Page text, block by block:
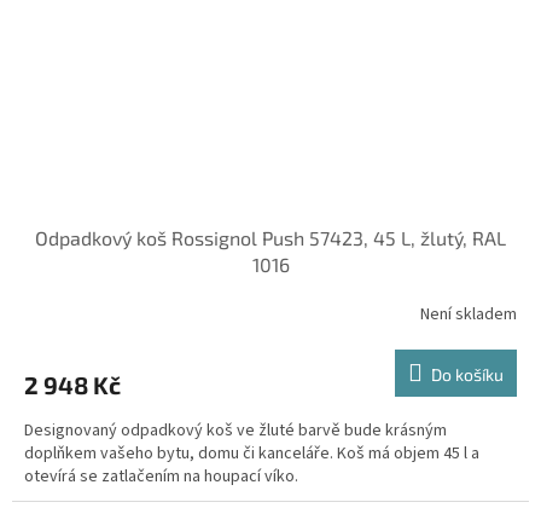
Odpadkový koš Rossignol Push 57423, 45 L, žlutý, RAL
1016
Není skladem
2 948 Kč Do košíku
Designovaný odpadkový koš ve žluté barvě bude krásným
doplňkem vašeho bytu, domu či kanceláře. Koš má objem 45 l a
otevírá se zatlačením na houpací víko.